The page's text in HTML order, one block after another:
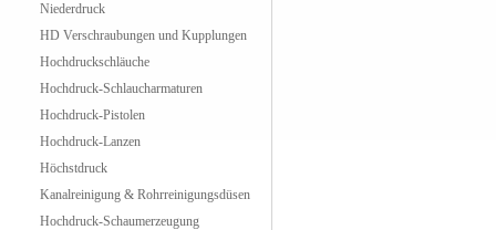
Niederdruck
HD Verschraubungen und Kupplungen
Hochdruckschläuche
Hochdruck-Schlaucharmaturen
Hochdruck-Pistolen
Hochdruck-Lanzen
Höchstdruck
Kanalreinigung & Rohrreinigungsdüsen
Hochdruck-Schaumerzeugung